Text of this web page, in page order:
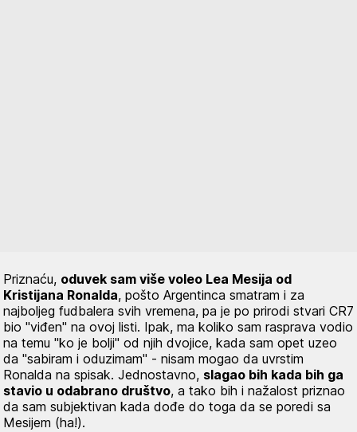
Priznaću, oduvek sam više voleo Lea Mesija od
Kristijana Ronalda, pošto Argentinca smatram i za
najboljeg fudbalera svih vremena, pa je po prirodi stvari CR7
bio "viđen" na ovoj listi. Ipak, ma koliko sam rasprava vodio
na temu "ko je bolji" od njih dvojice, kada sam opet uzeo
da "sabiram i oduzimam" - nisam mogao da uvrstim
Ronalda na spisak. Jednostavno, slagao bih kada bih ga
stavio u odabrano društvo, a tako bih i nažalost priznao
da sam subjektivan kada dođe do toga da se poredi sa
Mesijem (ha!).